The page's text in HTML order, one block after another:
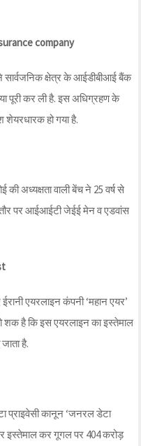
company
सार्वजनिक क्षेत्र के आईडीबीआई बैंक
पूरी कर ली है. इस अधिग्रहण के
हो गया है.
अध्यक्षता वाली बेंच ने 25 वर्ष से
पर आईआईटी जेईई मेन व एडवांस
एयरलाइन कंपनी ‘महान एयर’
शक है कि इस एयरलाइन का इस्तेमाल
है.
प्राइवेसी कानून ‘जनरल डेटा
इस्तेमाल कर गूगल पर 404 करोड़